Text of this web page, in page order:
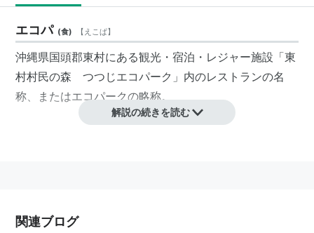
エコパ (食) 【 えこぱ】
沖縄県国頭郡東村にある観光・宿泊・レジャー施設「東
村村民の森 つつじエコパーク」内のレストランの名
称、またはエコパークの略称。
冒険教育施設プロジェクト・アドベンチャー(P.A.)
解説の続きを読む
関連ブログ